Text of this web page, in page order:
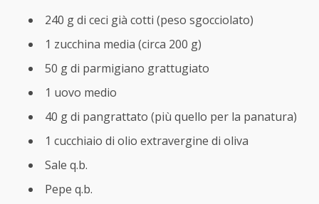
240 g di ceci già cotti (peso sgocciolato)
1 zucchina media (circa 200 g)
50 g di parmigiano grattugiato
1 uovo medio
40 g di pangrattato (più quello per la panatura)
1 cucchiaio di olio extravergine di oliva
Sale q.b.
Pepe q.b.